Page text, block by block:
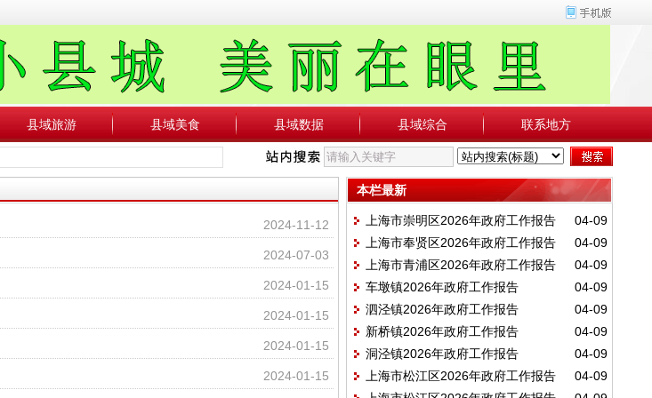
县域旅游 县域美食 县域数据 县域综合 联系地方
2024-11-12
2024-07-03
2024-01-15
2024-01-15
2024-01-15
2024-01-15
本栏最新
04-09
上海市崇明区2026年政府工作报告
04-09
上海市奉贤区2026年政府工作报告
04-09
上海市青浦区2026年政府工作报告
04-09
车墩镇2026年政府工作报告
04-09
泗泾镇2026年政府工作报告
04-09
新桥镇2026年政府工作报告
04-09
洞泾镇2026年政府工作报告
04-09
上海市松江区2026年政府工作报告